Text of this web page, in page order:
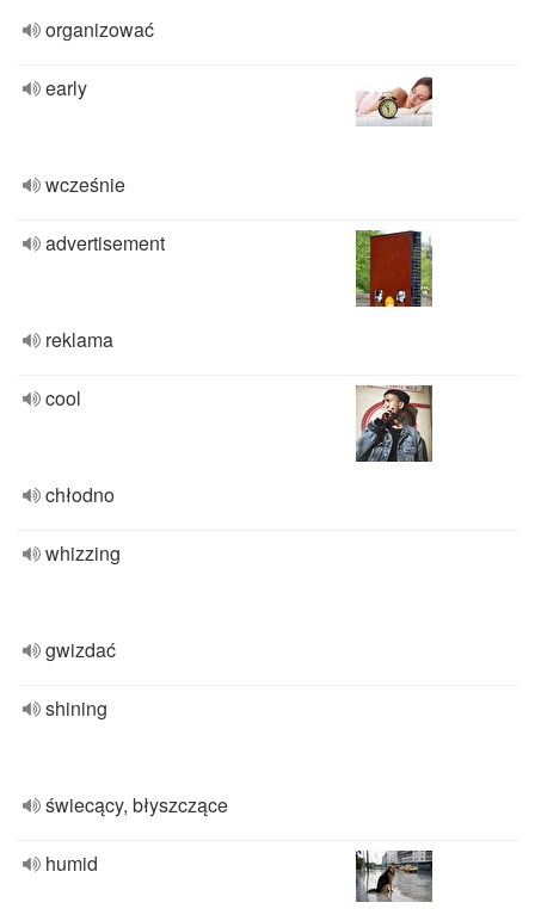
organizować
early
wcześnie
advertisement
reklama
cool
chłodno
whizzing
gwizdać
shining
świecący, błyszczące
humid